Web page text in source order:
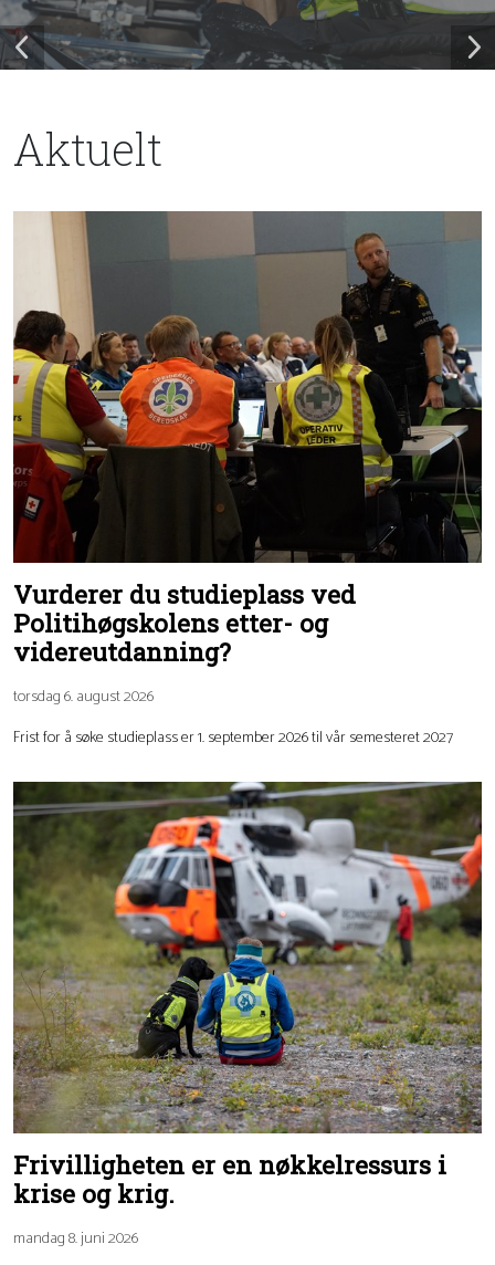
Aktuelt
Vurderer du studieplass ved
Politihøgskolens etter- og
videreutdanning?
torsdag 6. august 2026
Frist for å søke studieplass er 1. september 2026 til vår semesteret 2027
Frivilligheten er en nøkkelressurs i
krise og krig.
mandag 8. juni 2026